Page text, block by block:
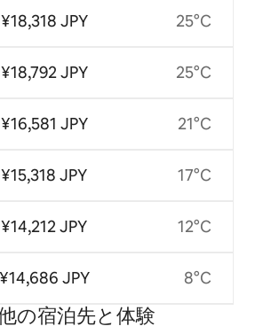
¥18,318 JPY
¥18,792 JPY
¥16,581 JPY
¥15,318 JPY
¥14,212 JPY
¥14,686 JPY
25°C
25°C
21°C
17°C
12°C
8°C
の宿⁠泊⁠先と体⁠験